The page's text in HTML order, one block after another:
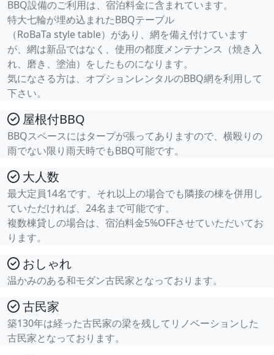
BBQ設備のご利用は、宿泊料金に含まれています。
特大七輪が埋め込まれたBBQテーブル
（RoBaTa style table）があり、網を備え付けています
が、網は新品ではなく、使用の都度メンテナンス（焼き入
れ、磨き、塗油）をしたものになります。
気になさる方は、オプションレンタルのBBQ網を利用して
下さい。
屋根付BBQ
BBQスペースにはタープが張ってありますので、横殴りの
雨でない限り雨天時でもBBQ可能です。
大人数
最大定員14名です。それ以上の場合でも隣接の棟を併用し
ていただければ、24名まで可能です。
複数棟貸しの場合は、宿泊料金5%OFFさせていただいてお
ります。
おしゃれ
温かみのある和モダン古民家となっております。
古民家
築130年は経った古民家の梁を残してリノベーションした
古民家となっております。